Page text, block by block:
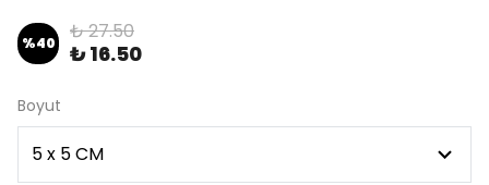
%40 ₺ 27.50
₺ 16.50
Boyut